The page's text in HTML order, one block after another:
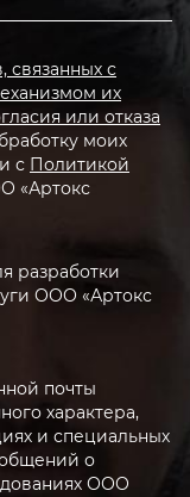
связанных с
их
или отказа
моих
с Политикой
«Артокс
разработки
ООО «Артокс
почты
характера,
и специальных
о
ООО